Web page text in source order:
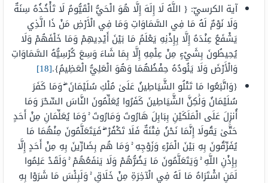
آية الكرسيّ: { اللَّهُ لَا إِلَهَ إِلَّا هُوَ الْحَيُّ الْقَيُّومُ لَا تَأْخُذُهُ سِنَةٌ
وَلَا نَوْمٌ لَهُ مَا فِي السَّمَاوَاتِ وَمَا فِي الْأَرْضِ مَنْ ذَا الَّذِي
يَشْفَعُ عِنْدَهُ إِلَّا بِإِذْنِهِ يَعْلَمُ مَا بَيْنَ أَيْدِيهِمْ وَمَا خَلْفَهُمْ وَلَا
يُحِيطُونَ بِشَيْءٍ مِنْ عِلْمِهِ إِلَّا بِمَا شَاءَ وَسِعَ كُرْسِيُّهُ السَّمَاوَاتِ
وَالْأَرْضَ وَلَا يَئُودُهُ حِفْظُهُمَا وَهُوَ الْعَلِيُّ الْعَظِيمُ}.[18]
{وَاتَّبَعُوا مَا تَتْلُو الشَّيَاطِينُ عَلَىٰ مُلْكِ سُلَيْمَانَ ۖ وَمَا كَفَرَ
سُلَيْمَانُ وَلَٰكِنَّ الشَّيَاطِينَ كَفَرُوا يُعَلِّمُونَ النَّاسَ السِّحْرَ وَمَا
أُنزِلَ عَلَى الْمَلَكَيْنِ بِبَابِلَ هَارُوتَ وَمَارُوتَ ۚ وَمَا يُعَلِّمَانِ مِنْ أَحَدٍ
حَتَّىٰ يَقُولَا إِنَّمَا نَحْنُ فِتْنَةٌ فَلَا تَكْفُرْ ۖ فَيَتَعَلَّمُونَ مِنْهُمَا مَا
يُفَرِّقُونَ بِهِ بَيْنَ الْمَرْءِ وَزَوْجِهِ ۚ وَمَا هُم بِضَارِّينَ بِهِ مِنْ أَحَدٍ إِلَّا
بِإِذْنِ اللَّهِ ۚ وَيَتَعَلَّمُونَ مَا يَضُرُّهُمْ وَلَا يَنفَعُهُمْ ۚ وَلَقَدْ عَلِمُوا
لَمَنِ اشْتَرَاهُ مَا لَهُ فِي الْآخِرَةِ مِنْ خَلَاقٍ ۚ وَلَبِئْسَ مَا شَرَوْا بِهِ